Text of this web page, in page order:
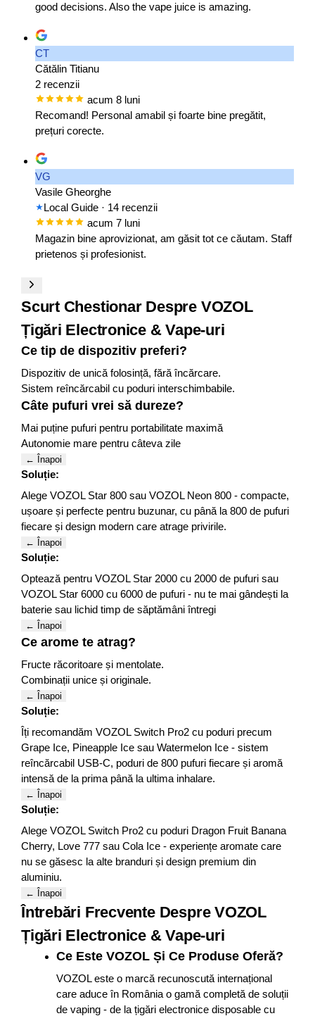
good decisions. Also the vape juice is amazing.
CT
Cătălin Titianu
2 recenzii
acum 8 luni
Recomand! Personal amabil și foarte bine pregătit,
prețuri corecte.
VG
Vasile Gheorghe
Local Guide · 14 recenzii
acum 7 luni
Magazin bine aprovizionat, am găsit tot ce căutam. Staff
prietenos și profesionist.
Scurt Chestionar Despre VOZOL
Țigări Electronice & Vape-uri
Ce tip de dispozitiv preferi?
Dispozitiv de unică folosință, fără încărcare.
Sistem reîncărcabil cu poduri interschimbabile.
Câte pufuri vrei să dureze?
Mai puține pufuri pentru portabilitate maximă
Autonomie mare pentru câteva zile
← Înapoi
Soluție:
Alege VOZOL Star 800 sau VOZOL Neon 800 - compacte,
ușoare și perfecte pentru buzunar, cu până la 800 de pufuri
fiecare și design modern care atrage privirile.
← Înapoi
Soluție:
Optează pentru VOZOL Star 2000 cu 2000 de pufuri sau
VOZOL Star 6000 cu 6000 de pufuri - nu te mai gândești la
baterie sau lichid timp de săptămâni întregi
← Înapoi
Ce arome te atrag?
Fructe răcoritoare și mentolate.
Combinații unice și originale.
← Înapoi
Soluție:
Îți recomandăm VOZOL Switch Pro2 cu poduri precum
Grape Ice, Pineapple Ice sau Watermelon Ice - sistem
reîncărcabil USB-C, poduri de 800 pufuri fiecare și aromă
intensă de la prima până la ultima inhalare.
← Înapoi
Soluție:
Alege VOZOL Switch Pro2 cu poduri Dragon Fruit Banana
Cherry, Love 777 sau Cola Ice - experiențe aromate care
nu se găsesc la alte branduri și design premium din
aluminiu.
← Înapoi
Întrebări Frecvente Despre VOZOL
Țigări Electronice & Vape-uri
Ce Este VOZOL Și Ce Produse Oferă?
VOZOL este o marcă recunoscută internațional
care aduce în România o gamă completă de soluții
de vaping - de la țigări electronice disposable cu